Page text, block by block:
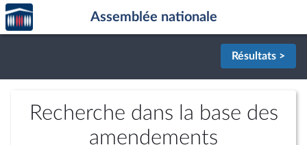
Aller au contenu
Aller en bas de la page
Accèder
à la
page
Assemblée nationale
Résultats >
Recherche dans la base des
amendements